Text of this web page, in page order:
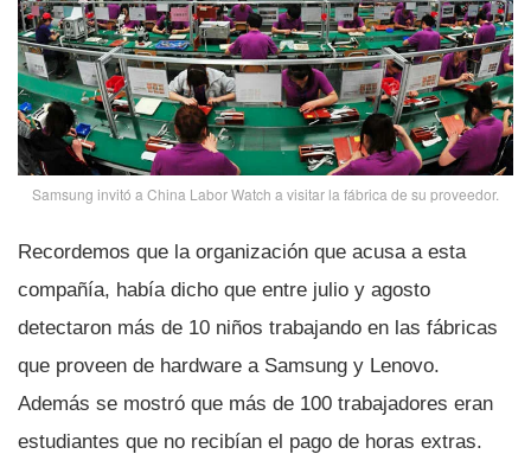
Samsung invitó a China Labor Watch a visitar la fábrica de su proveedor.
Recordemos que la organización que acusa a esta
compañí­a, habí­a dicho que entre julio y agosto
detectaron más de 10 niños trabajando en las fábricas
que proveen de hardware a Samsung y Lenovo.
Además se mostró que más de 100 trabajadores eran
estudiantes que no recibí­an el pago de horas extras.